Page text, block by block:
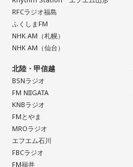
RFCラジオ福島
ふくしまFM
NHK AM（札幌）
NHK AM（仙台）
北陸・甲信越
BSNラジオ
FM NIIGATA
KNBラジオ
FMとやま
MROラジオ
エフエム石川
FBCラジオ
FM福井